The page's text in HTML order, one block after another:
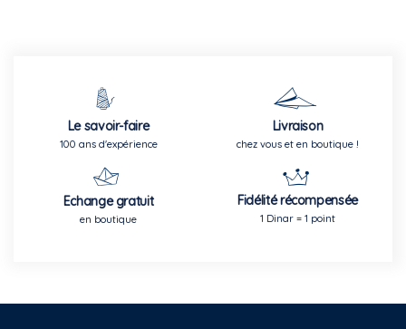
Le savoir-faire
100 ans d'expérience
Livraison
chez vous et en boutique !
Echange gratuit
en boutique
Fidélité récompensée
1 Dinar = 1 point